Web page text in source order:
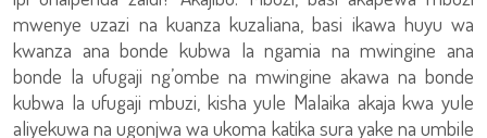
mwenye uzazi na kuanza kuzaliana, basi ikawa huyu wa
kwanza ana bonde kubwa la ngamia na mwingine ana
bonde la ufugaji ng’ombe na mwingine akawa na bonde
kubwa la ufugaji mbuzi, kisha yule Malaika akaja kwa yule
aliyekuwa na ugonjwa wa ukoma katika sura yake na umbile